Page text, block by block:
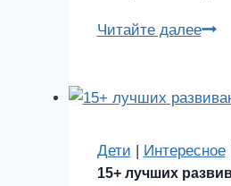
Читайте далее
Дети | Интересное
15+ лучших